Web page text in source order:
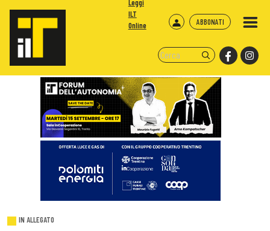
ABBONATI
Leggi
ILT
Online
IN ALLEGATO